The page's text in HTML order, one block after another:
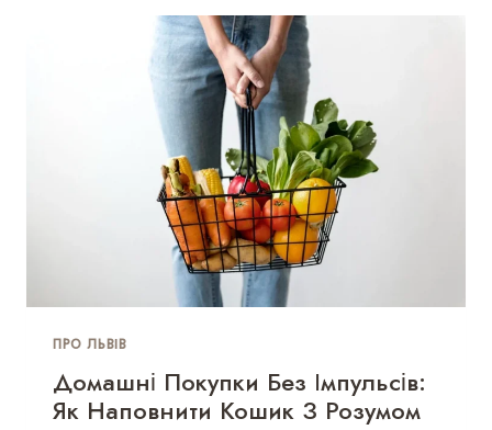
ПРО ЛЬВІВ
Домашні Покупки Без Імпульсів:
Як Наповнити Кошик З Розумом